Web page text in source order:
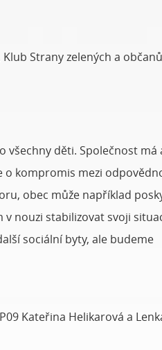
Strany zelených a
děti. Společnost má
o kompromis mezi
obec může například
nouzi stabilizovat svoji
sociální byty, ale budeme
Kateřina Helikarová a